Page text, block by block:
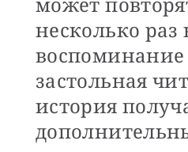
несколько раз
застольная
история